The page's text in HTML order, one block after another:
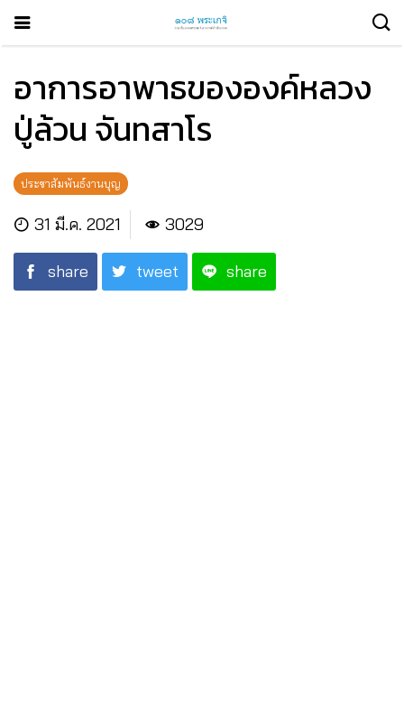
อาการอาพาธขององค์หลวง
ปู่ล้วน จันทสาโร
ประชาสัมพันธ์งานบุญ
31 มี.ค. 2021 3029
share tweet share